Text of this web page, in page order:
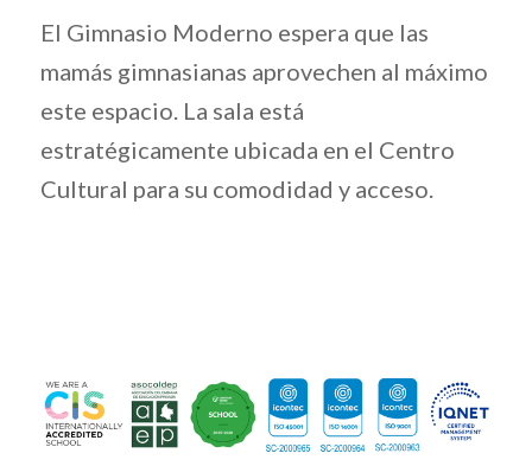
El Gimnasio Moderno espera que las
mamás gimnasianas aprovechen al máximo
este espacio. La sala está
estratégicamente ubicada en el Centro
Cultural para su comodidad y acceso.